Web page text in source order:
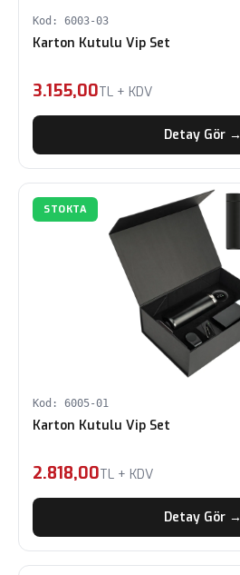
Kod: 6003-03
Karton Kutulu Vip Set
3.155,00TL + KDV
Detay Gör →
STOKTA
Kod: 6005-01
Karton Kutulu Vip Set
2.818,00TL + KDV
Detay Gör →